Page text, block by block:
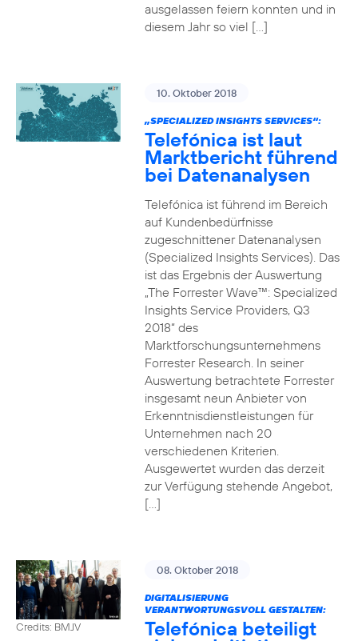
ausgelassen feiern konnten und in
diesem Jahr so viel […]
10. Oktober 2018
„SPECIALIZED INSIGHTS SERVICES“:
Telefónica ist laut
Marktbericht führend
bei Datenanalysen
Telefónica ist führend im Bereich
auf Kundenbedürfnisse
zugeschnittener Datenanalysen
(Specialized Insights Services). Das
ist das Ergebnis der Auswertung
„The Forrester Wave™: Specialized
Insights Service Providers, Q3
2018“ des
Marktforschungsunternehmens
Forrester Research. In seiner
Auswertung betrachtete Forrester
insgesamt neun Anbieter von
Erkenntnisdienstleistungen für
Unternehmen nach 20
verschiedenen Kriterien.
Ausgewertet wurden das derzeit
zur Verfügung stehende Angebot,
[…]
Credits: BMJV
08. Oktober 2018
DIGITALISIERUNG
VERANTWORTUNGSVOLL GESTALTEN:
Telefónica beteiligt